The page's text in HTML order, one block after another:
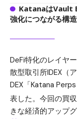
KatanaはVault
強化につながる構
DeFi特化のレイヤ
散型取引所IDEX（
DEX「Katana
表した。今回の買
きな経済的アップ